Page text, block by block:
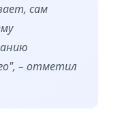
сам
– отметил